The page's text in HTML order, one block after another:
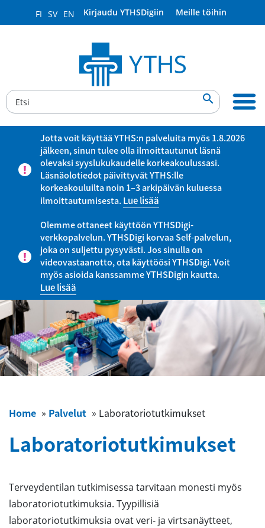
FI SV EN Kirjaudu YTHSDigiin Meille töihin

Jotta voit käyttää YTHS:n palveluita myös 1.8.2026
jälkeen, sinun tulee olla ilmoittautunut läsnä
olevaksi syyslukukaudelle korkeakoulussasi.
Läsnäolotiedot päivittyvät YTHS:lle
korkeakouluilta noin 1–3 arkipäivän kuluessa
ilmoittautumisesta.Lue lisää
Olemme ottaneet käyttöön YTHSDigi-
verkkopalvelun. YTHSDigi korvaa Self-palvelun,
joka on suljettu pysyvästi. Jos sinulla on
videovastaanotto, ota käyttöösi YTHSDigi. Voit
myös asioida kanssamme YTHSDigin kautta.
Lue lisää
Home » Palvelut » Laboratoriotutkimukset
Laboratoriotutkimukset
Terveydentilan tutkimisessa tarvitaan monesti myös
laboratoriotutkimuksia. Tyypillisiä
laboratoriotutkimuksia ovat veri- ja virtsanäytteet,